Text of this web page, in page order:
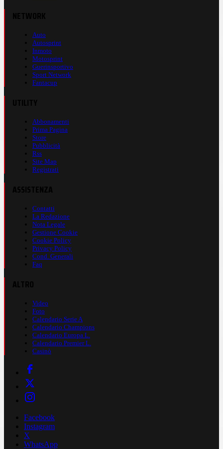
Auto
Autosprint
Inmoto
Motosprint
Guerinsportivo
Sport Network
Fantacup
Abbonamenti
Prima Pagina
Store
Pubblicità
Rss
Site Map
Registrati
Contatti
La Redazione
Nota Legale
Gestione Cookie
Cookie Policy
Privacy Policy
Cond. Generali
Faq
Video
Foto
Calendario Serie A
Calendario Champions
Calendario Europa L.
Calendario Premier L.
Casinò
Facebook
Instagram
X
WhatsApp